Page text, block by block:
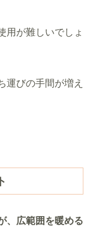
用が難しいでしょ
運びの手間が増え
、広範囲を暖める